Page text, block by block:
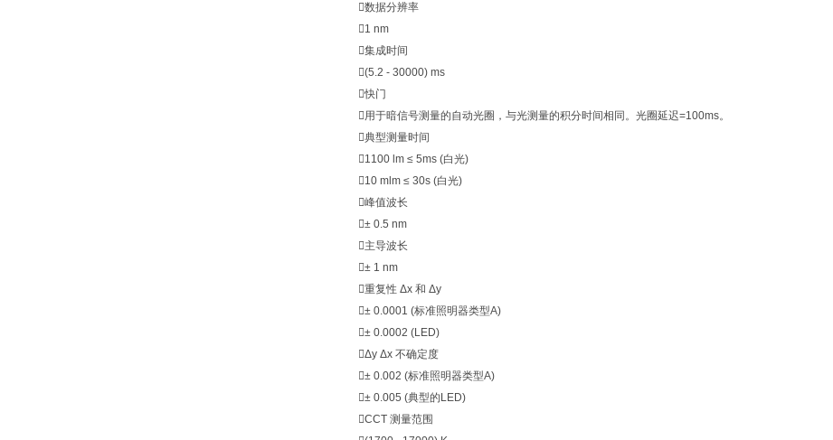
数据分辨率
1 nm
集成时间
(5.2 - 30000) ms
快门
用于暗信号测量的自动光圈，与光测量的积分时间相同。光圈延迟=100ms。
典型测量时间
1100 lm ≤ 5ms (白光)
10 mlm ≤ 30s (白光)
峰值波长
± 0.5 nm
主导波长
± 1 nm
重复性 Δx 和 Δy
± 0.0001 (标准照明器类型A)
± 0.0002 (LED)
Δy Δx 不确定度
± 0.002 (标准照明器类型A)
± 0.005 (典型的LED)
CCT 测量范围